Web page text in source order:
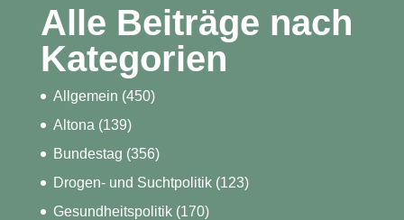
Alle Beiträge nach
Kategorien
Allgemein (450)
Altona (139)
Bundestag (356)
Drogen- und Suchtpolitik(123)
Gesundheitspolitik(170)